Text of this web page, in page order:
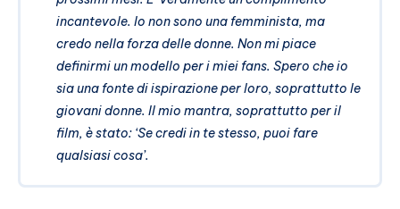
incantevole. Io non sono una femminista, ma
credo nella forza delle donne. Non mi piace
definirmi un modello per i miei fans. Spero che io
sia una fonte di ispirazione per loro, soprattutto le
giovani donne. Il mio mantra, soprattutto per il
film, è stato: ‘Se credi in te stesso, puoi fare
qualsiasi cosa’.